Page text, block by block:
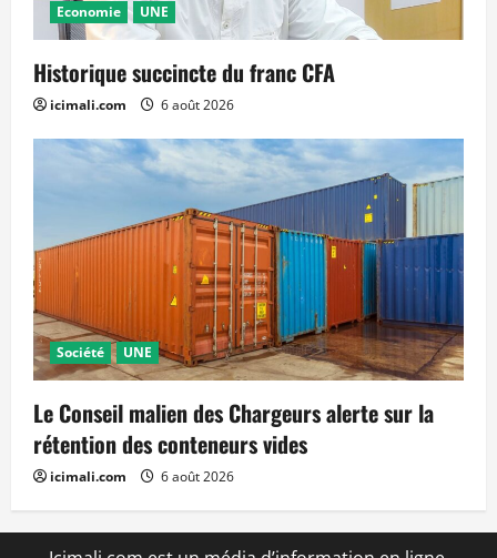
Economie UNE
Historique succincte du franc CFA
icimali.com 6 août 2026
Société UNE
Le Conseil malien des Chargeurs alerte sur la
rétention des conteneurs vides
icimali.com 6 août 2026